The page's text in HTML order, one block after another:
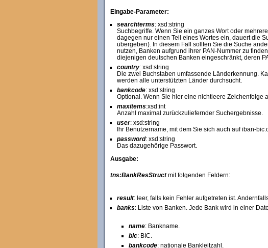
Eingabe-Parameter:
searchterms: xsd:string
Suchbegriffe. Wenn Sie ein ganzes Wort oder
dagegen nur einen Teil eines Wortes ein, dauert die
übergeben). In diesem Fall sollten Sie die Suche
nutzen, Banken aufgrund ihrer PAN-Nummer zu
diejenigen deutschen Banken eingeschränkt, deren
country: xsd:string
Die zwei Buchstaben umfassende Länderkennung.
werden alle unterstützten Länder durchsucht.
bankcode: xsd:string
Optional. Wenn Sie hier eine nichtleere Zeichenfolge
maxitems:xsd:int
Anzahl maximal zurückzuliefernder Suchergebnisse.
user: xsd:string
Ihr Benutzername, mit dem Sie sich auch auf iban-
password: xsd:string
Das dazugehörige Passwort.
Ausgabe:
tns:BankResStructmit folgenden Feldern:
result: leer, falls kein Fehler aufgetreten ist.
banks: Liste von Banken. Jede Bank wird in einer
name: Bankname.
bic: BIC.
bankcode: nationale Bankleitzahl.